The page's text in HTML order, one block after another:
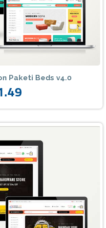
Paketi Beds v4.0